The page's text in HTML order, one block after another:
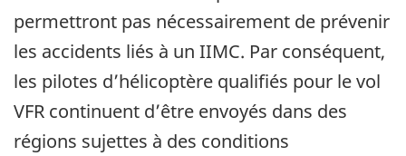
permettront pas nécessairement de prévenir
les accidents liés à un IIMC. Par conséquent,
les pilotes d’hélicoptère qualifiés pour le vol
VFR continuent d’être envoyés dans des
régions sujettes à des conditions